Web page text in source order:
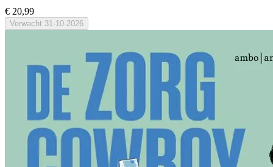
€ 20,99
Verwacht 31-10-2026